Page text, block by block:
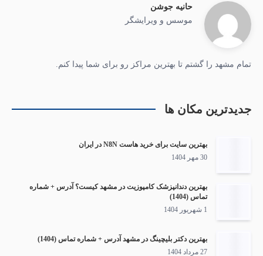
حانیه جوشن
موسس و ویرایشگر
تمام مشهد را گشتم تا بهترین مراکز رو برای شما پیدا کنم.
جدیدترین مکان ها
بهترین سایت برای خرید هاست N8N در ایران
30 مهر 1404
بهترین دندانپزشک کامپوزیت در مشهد کیست؟ آدرس + شماره
تماس (1404)
1 شهریور 1404
بهترین دکتر بلیچینگ در مشهد آدرس + شماره تماس (1404)
27 مرداد 1404